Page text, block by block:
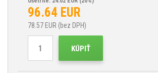
96.64 EUR
78.57 EUR (bez DPH)
KÚPIŤ